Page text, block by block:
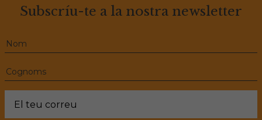
Subscríu-te a la nostra newsletter